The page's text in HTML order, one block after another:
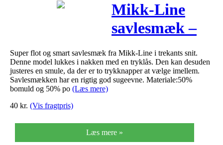
Mikk-Line
savlesmæk –
Trekant – Sort
Super flot og smart savlesmæk fra Mikk-Line i trekants snit.
Denne model lukkes i nakken med en tryklås. Den kan desuden
justeres en smule, da der er to trykknapper at vælge imellem.
Savlesmækken har en rigtig god sugeevne. Materiale:50%
bomuld og 50% po (Læs mere)
40 kr. (Vis fragtpris)
Læs mere »